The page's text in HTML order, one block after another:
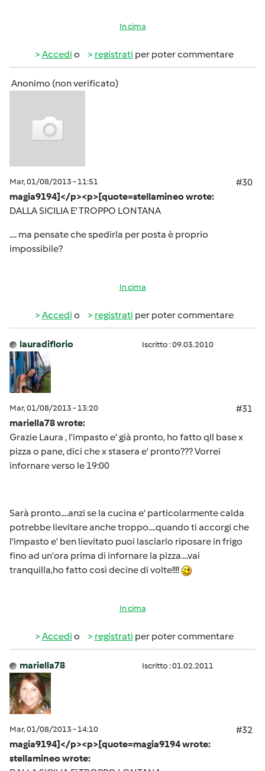
In cima
Accedi o registrati per poter commentare
Anonimo (non verificato)
Mar, 01/08/2013 - 11:51
#30
magia9194]</p><p>[quote=stellamineo wrote:
DALLA SICILIA E' TROPPO LONTANA
.... ma pensate che spedirla per posta è proprio
impossibile?
In cima
Accedi o registrati per poter commentare
lauradiflorio Iscritto : 09.03.2010
Mar, 01/08/2013 - 13:20
#31
mariella78 wrote:
Grazie Laura , l'impasto e' già pronto, ho fatto qll base x
pizza o pane, dici che x stasera e' pronto??? Vorrei
infornare verso le 19:00
Sarà pronto....anzi se la cucina e' particolarmente calda
potrebbe lievitare anche troppo....quando ti accorgi che
l'impasto e' ben lievitato puoi lasciarlo riposare in frigo
fino ad un'ora prima di infornare la pizza....vai
tranquilla,ho fatto così decine di volte!!!!
In cima
Accedi o registrati per poter commentare
mariella78 Iscritto : 01.02.2011
Mar, 01/08/2013 - 14:10
#32
magia9194]</p><p>[quote=magia9194 wrote:
stellamineo wrote: